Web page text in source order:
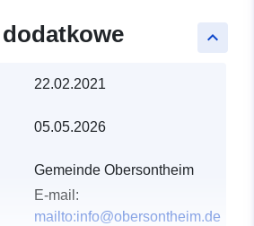
keyboard_arrow_up
22.02.2021
05.05.2026
Gemeinde Obersontheim
E-mail:
mailto:info@obersontheim.de